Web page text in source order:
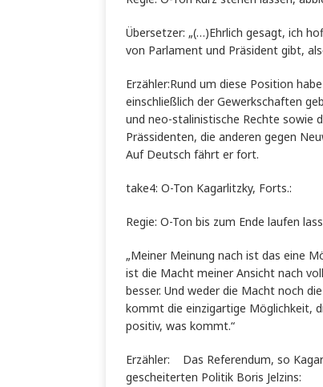
Übersetzer: „(…)Ehrlich gesagt,
von Parlament und Präsident gibt,
Erzähler:Rund um diese Position
einschließlich der Gewerkschaften
und neo-stalinistische Rechte sowie
Prässidenten, die anderen gegen
Auf Deutsch fährt er fort.
take4: O-Ton Kagarlitzky, Forts.:
Regie: O-Ton bis zum Ende laufen
„Meiner Meinung nach ist das eine
ist die Macht meiner Ansicht nach
besser. Und weder die Macht noch
kommt die einzigartige Möglichkeit,
positiv, was kommt.“
Erzähler: Das Referendum, so
gescheiterten Politik Boris Jelzins: